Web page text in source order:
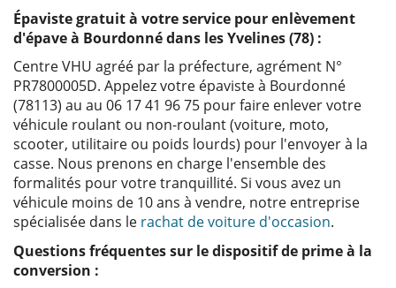
Épaviste gratuit à votre service pour enlèvement
d'épave à Bourdonné dans les Yvelines (78) :
Centre VHU agréé par la préfecture, agrément N°
PR7800005D. Appelez votre épaviste à Bourdonné
(78113) au au 06 17 41 96 75 pour faire enlever votre
véhicule roulant ou non-roulant (voiture, moto,
scooter, utilitaire ou poids lourds) pour l'envoyer à la
casse. Nous prenons en charge l'ensemble des
formalités pour votre tranquillité. Si vous avez un
véhicule moins de 10 ans à vendre, notre entreprise
spécialisée dans le rachat de voiture d'occasion.
Questions fréquentes sur le dispositif de prime à la
conversion :